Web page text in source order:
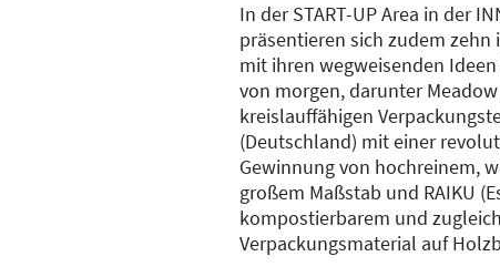
In der START-UP Area in der
präsentieren sich zudem
mit ihren wegweisenden
von morgen, darunter
kreislauffähigen
(Deutschland) mit einer
Gewinnung von hochreinem,
großem Maßstab und RAIKU
kompostierbarem und
Verpackungsmaterial auf